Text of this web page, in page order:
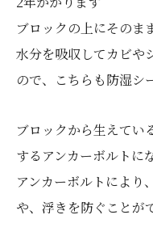
ブロックの上にそのま
水分を吸収してカビや
ので、こちらも防湿シ
ブロックから生えてい
するアンカーボルトに
アンカーボルトにより
や、浮きを防ぐことが